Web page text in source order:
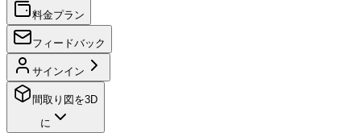
料金プラン
フィードバック
サインイン
間取り図を3D
に